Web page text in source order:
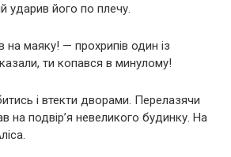
ударив його по плечу.
маяку! — прохрипів один із
ти копався в минулому!
і втекти дворами. Перелазячи
на подвір’я невеликого будинку. На